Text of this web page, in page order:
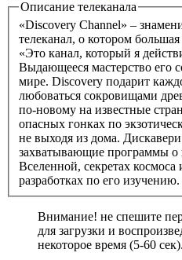
Описание телеканала
«Discovery Channel» –
телеканал, о котором
«Это канал, который я
Выдающееся мастерство его
мире. Discovery подарит
любоваться сокровищами
по‑новому на известные
опасных гонках по
не выходя из дома.
захватывающие программы о
Вселенной, секретах
разработках по его изучению.
Внимание! не спешите
для загрузки и
некоторое время (5-60 сек).